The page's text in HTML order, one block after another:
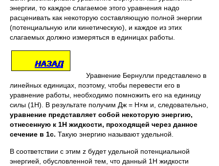
энергии, то каждое слагаемое этого уравнения надо
расценивать как некоторую составляющую полной энергии
(потенциальную или кинетическую), и каждое из этих
слагаемых должно измеряться в единицах работы.
Уравнение Бернулли представлено в
линейных единицах, поэтому, чтобы перевести его в
уравнение работы, необходимо помножить его на единицу
силы (1Н). В результате получим Дж = Н×м и, следовательно,
уравнение представляет собой некоторую энергию,
отнесенную к 1Н жидкости, проходящей через данное
сечение в 1с. Такую энергию называют удельной.
В соответствии с этим z будет удельной потенциальной
энергией, обусловленной тем, что данный 1Н жидкости